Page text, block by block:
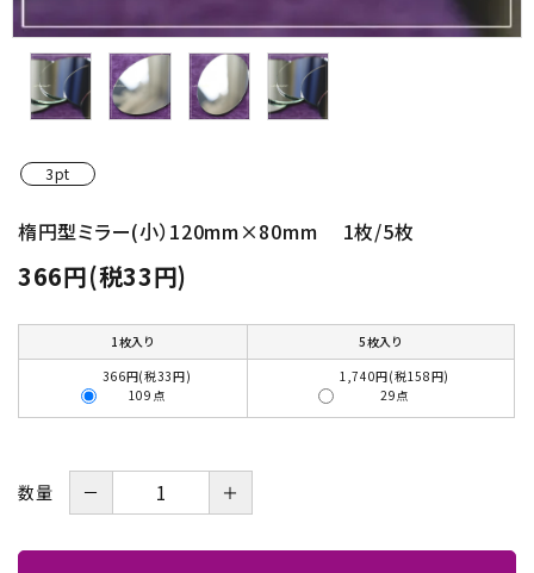
道具類
基本材料
コンテンツ
グループ
ガイドライン
お問い合わせ
3pt
楕円型ミラー(小）120mm×80mm 1枚/5枚
366円(税33円)
1枚入り
5枚入り
366円(税33円)
109点
1,740円(税158円)
29点
数量 － ＋